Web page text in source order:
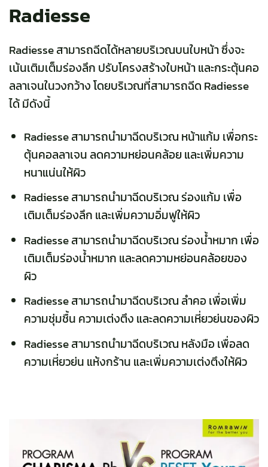
Radiesse
Radiesse สามารถฉีดได้หลายบริเวณบนใบหน้า ซึ่งจะ
เน้นเติมเต็มร่องลึก ปรับโครงสร้างใบหน้า และกระตุ้นคอ
ลลาเจนในวงกว้าง โดยบริเวณที่สามารถฉีด Radiesse
ได้ มีดังนี้
Radiesse สามารถนำมาฉีดบริเวณ หน้าแก้ม เพื่อกระ
ตุ้นคอลลาเจน ลดความหย่อนคล้อย และเพิ่มความ
หนาแน่นให้ผิว
Radiesse สามารถนำมาฉีดบริเวณ ร่องแก้ม เพื่อ
เติมเต็มร่องลึก และเพิ่มความอิ่มฟูให้ผิว
Radiesse สามารถนำมาฉีดบริเวณ ร่องน้ำหมาก เพื่อ
เติมเต็มร่องน้ำหมาก และลดความหย่อนคล้อยของ
ผิว
Radiesse สามารถนำมาฉีดบริเวณ ลำคอ เพื่อเพิ่ม
ความชุ่มชื้น ความเต่งตึง และลดความเหี่ยวย่นของผิว
Radiesse สามารถนำมาฉีดบริเวณ หลังมือ เพื่อลด
ความเหี่ยวย่น แห้งกร้าน และเพิ่มความเต่งตึงให้ผิว